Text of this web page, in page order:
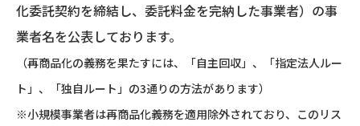
化委託契約を締結し、委託料金を完納した事業者）の事
業者名を公表しております。
（再商品化の義務を果たすには、「自主回収」、「指定法人ルー
ト」、「独自ルート」の3通りの方法があります）
※小規模事業者は再商品化義務を適用除外されており、このリス